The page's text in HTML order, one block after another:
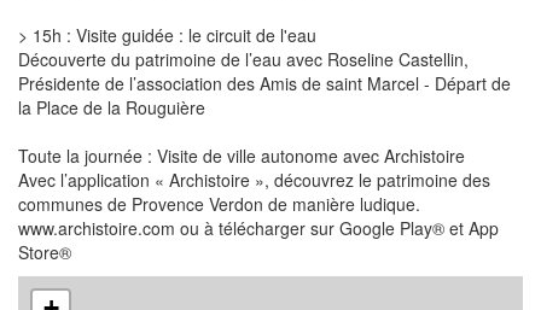
> 15h : Visite guidée : le circuit de l'eau
Découverte du patrimoine de l’eau avec Roseline Castellin,
Présidente de l’association des Amis de saint Marcel - Départ de
la Place de la Rouguière
Toute la journée : Visite de ville autonome avec Archistoire
Avec l’application « Archistoire », découvrez le patrimoine des
communes de Provence Verdon de manière ludique.
www.archistoire.com ou à télécharger sur Google Play® et App
Store®